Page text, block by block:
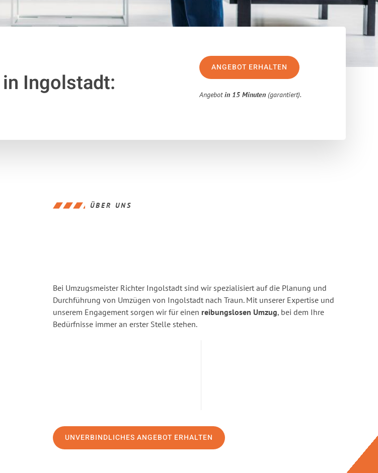
in Ingolstadt:
ANGEBOT ERHALTEN
Angebotin 15 Minuten (garantiert).
ÜBER UNS
Bei Umzugsmeister Richter Ingolstadt sind wir spezialisiert auf die Planung und
Durchführung von Umzügen von Ingolstadt nach Traun. Mit unserer Expertise und
unserem Engagement sorgen wir für einen reibungslosen Umzug, bei dem Ihre
Bedürfnisse immer an erster Stelle stehen.
UNVERBINDLICHES ANGEBOT ERHALTEN